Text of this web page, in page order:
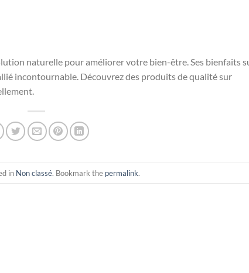
naturelle pour améliorer votre bien-être. Ses bienfaits
incontournable. Découvrez des produits de qualité sur
in Non classé. Bookmark the permalink.